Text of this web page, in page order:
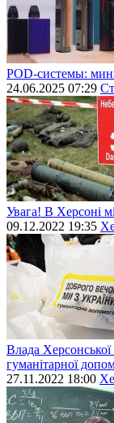
POD-системы:
24.06.2025 07:29
Увага! В Херсоні
09.12.2022 19:35
Влада
гуманітарної
27.11.2022 18:00